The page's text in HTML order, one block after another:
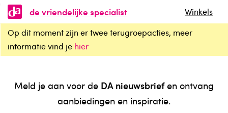
de vriendelijke specialist
Winkels
Op dit moment zijn er twee terugroepacties, meer
informatie vind je hier
Meld je aan voor de DA nieuwsbriefen ontvang
aanbiedingen en inspiratie.